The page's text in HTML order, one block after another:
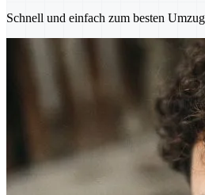
Schnell und einfach zum besten